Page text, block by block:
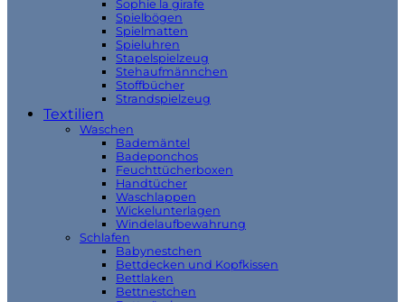
Sophie la girafe
Spielbögen
Spielmatten
Spieluhren
Stapelspielzeug
Stehaufmännchen
Stoffbücher
Strandspielzeug
Textilien
Waschen
Bademäntel
Badeponchos
Feuchttücherboxen
Handtücher
Waschlappen
Wickelunterlagen
Windelaufbewahrung
Schlafen
Babynestchen
Bettdecken und Kopfkissen
Bettlaken
Bettnestchen